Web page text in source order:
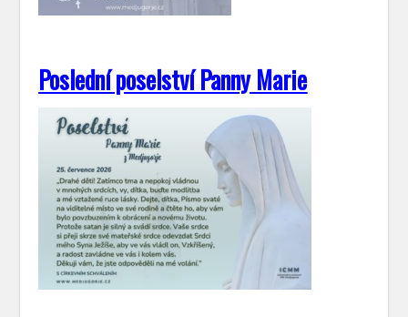
Poslední poselství Panny Marie